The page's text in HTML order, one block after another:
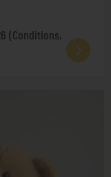
(Conditions,